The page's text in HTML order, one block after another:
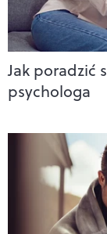
Jak poradzić
psychologa